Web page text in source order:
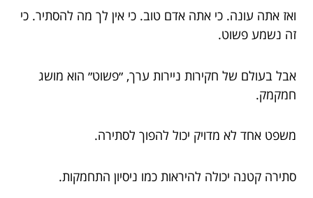
ואז אתה עונה. כי אתה אדם טוב. כי אין לך מה להסתיר. כי
זה נשמע פשוט.
אבל בעולם של חקירות ניירות ערך, ״פשוט״ הוא מושג
חמקמק.
משפט אחד לא מדויק יכול להפוך לסתירה.
סתירה קטנה יכולה להיראות כמו ניסיון התחמקות.